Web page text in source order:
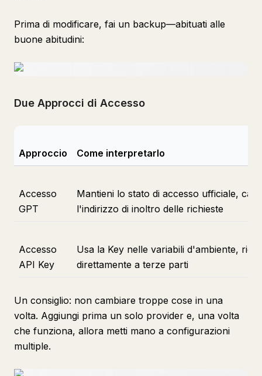
Prima di modificare, fai un backup—abituati alle
buone abitudini:
Due Approcci di Accesso
Approccio Come interpretarlo
Accesso
GPT
Mantieni lo stato di accesso ufficiale,
l'indirizzo di inoltro delle richieste
Accesso
API Key
Usa la Key nelle variabili d'ambiente,
direttamente a terze parti
Un consiglio: non cambiare troppe cose in una
volta. Aggiungi prima un solo provider e, una volta
che funziona, allora metti mano a configurazioni
multiple.